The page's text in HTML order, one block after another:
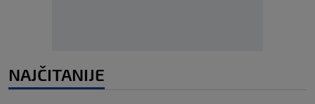
NAJČITANIJE